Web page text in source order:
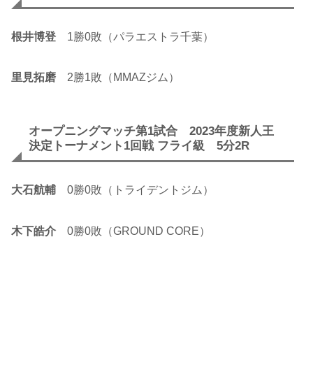
根井博登 1勝0敗（パラエストラ千葉）
里見拓磨 2勝1敗（MMAZジム）
オープニングマッチ第1試合 2023年度新人王
決定トーナメント1回戦 フライ級 5分2R
大石航輔 0勝0敗（トライデントジム）
木下皓介 0勝0敗（GROUND CORE）